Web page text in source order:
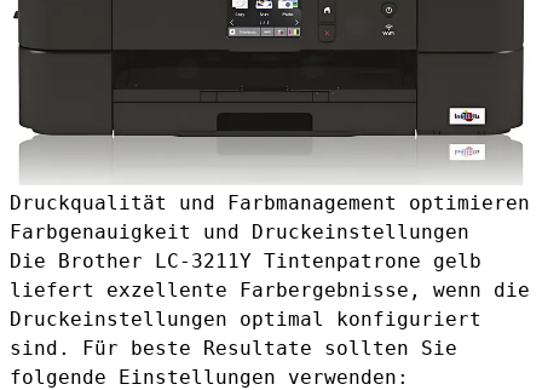
Druckqualität und Farbmanagement optimieren
Farbgenauigkeit und Druckeinstellungen
Die Brother LC-3211Y Tintenpatrone gelb
liefert exzellente Farbergebnisse, wenn die
Druckeinstellungen optimal konfiguriert
sind. Für beste Resultate sollten Sie
folgende Einstellungen verwenden: